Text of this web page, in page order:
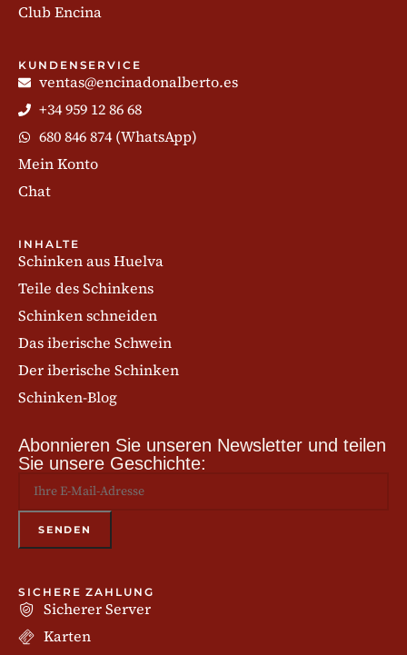
Club Encina
KUNDENSERVICE
ventas@encinadonalberto.es
+34 959 12 86 68
680 846 874 (WhatsApp)
Mein Konto
Chat
INHALTE
Schinken aus Huelva
Teile des Schinkens
Schinken schneiden
Das iberische Schwein
Der iberische Schinken
Schinken-Blog
Abonnieren Sie unseren Newsletter und teilen
Sie unsere Geschichte:
SICHERE ZAHLUNG
Sicherer Server
Karten